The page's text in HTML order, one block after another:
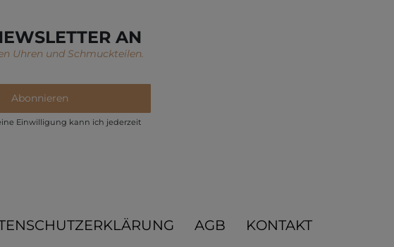
AN
Uhren und Schmuckteilen.
Abonnieren
Einwilligung kann ich jederzeit
AGB KONTAKT